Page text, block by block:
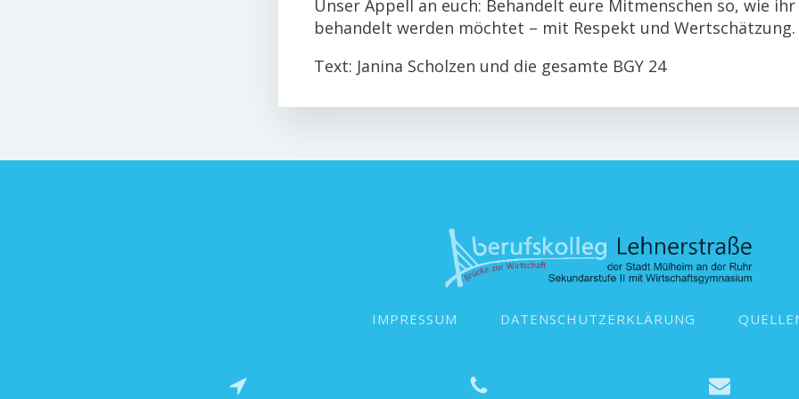
Unser Appell an euch: Behandelt eure Mitmenschen so, wie
behandelt werden möchtet – mit Respekt und Wertschätzung.
Text: Janina Scholzen und die gesamte BGY 24
IMPRESSUM DATENSCHUTZERKLÄRUNG